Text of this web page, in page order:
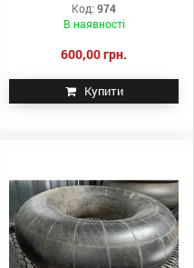
Код: 974
В наявності
600,00 грн.
Купити